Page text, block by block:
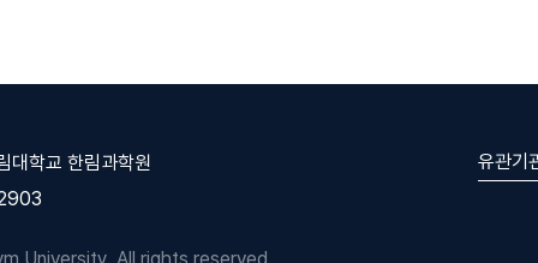
대학교 한림과학원
University. All rights reserved.
유관기